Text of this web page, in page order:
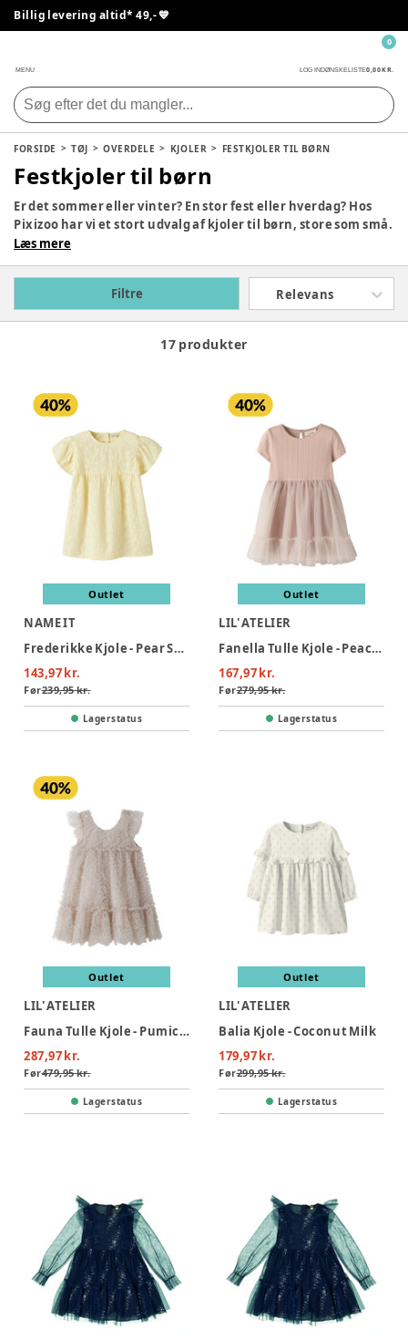
Billig levering altid* 49,- 💙
MENU LOG INDØNSKELISTE0,00 KR.
0
FORSIDE TØJ OVERDELE KJOLER FESTKJOLER TIL BØRN
Festkjoler til børn
Er det sommer eller vinter? En stor fest eller hverdag? Hos
Pixizoo har vi et stort udvalg af kjoler til børn, store som små.
Du kan finde kjoler med både farverige mønstre som
enhver lejlighed og ethvert barn.
Læs mere
Filtre Relevans
17 produkter
Outlet
NAME IT
Frederikke Kjole - Pear Sorbet
143,97 kr.
Før239,95 kr.
Lagerstatus
Outlet
LIL' ATELIER
Fanella Tulle Kjole - Peach Whip
167,97 kr.
Før279,95 kr.
Lagerstatus
Outlet
LIL' ATELIER
Fauna Tulle Kjole - Pumice Stone
287,97 kr.
Før479,95 kr.
Lagerstatus
Outlet
LIL' ATELIER
Balia Kjole - Coconut Milk
179,97 kr.
Før299,95 kr.
Lagerstatus